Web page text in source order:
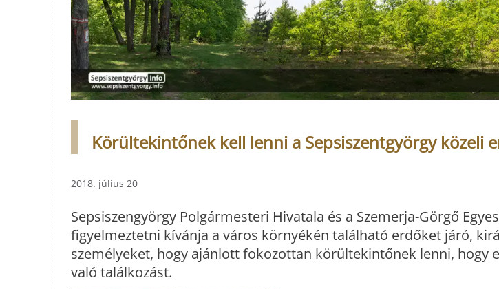
Körültekintőnek kell lenni a Sepsiszentgyörgy közeli
2018. július 20
Sepsiszengyörgy Polgármesteri Hivatala és a Szemerja-Görgő
figyelmeztetni kívánja a város környékén található erdőket járó,
személyeket, hogy ajánlott fokozottan körültekintőnek lenni, hogy
való találkozást.